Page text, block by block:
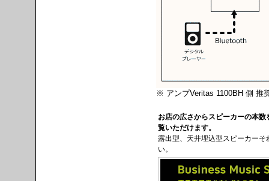
※ アンプVeritas 1100BH 側 推
お店の広さからスピーカーの本
覧いただけます。
露出型、天井埋込型スピーカー
い。